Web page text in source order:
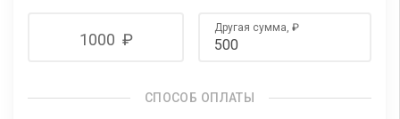
1000 ₽
Другая сумма, ₽
СПОСОБ ОПЛАТЫ